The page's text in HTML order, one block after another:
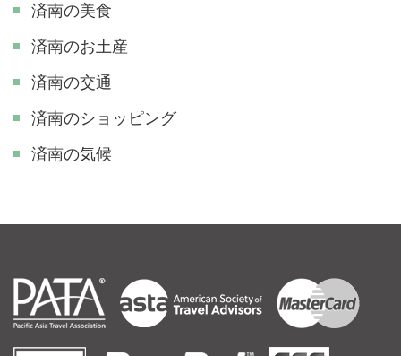
済南の美食
済南のお土産
済南の交通
済南のショッピング
済南の気候